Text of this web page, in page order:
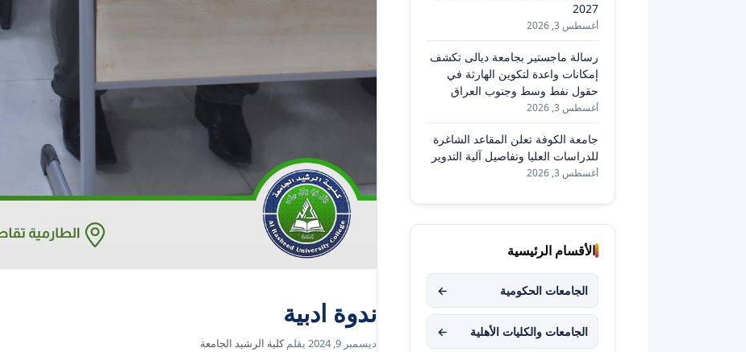
ندوة ادبية
ديسمبر 9, 2024 بقلمكلية الرشيد الجامعة
2027
أغسطس 3, 2026
رسالة ماجستير بجامعة ديالى تكشف
إمكانات واعدة لتكوين الهارثة في
حقول نفط وسط وجنوب العراق
أغسطس 3, 2026
جامعة الكوفة تعلن المقاعد الشاغرة
للدراسات العليا وتفاصيل آلية التدوير
أغسطس 3, 2026
الأقسام الرئيسية
الجامعات الحكومية ←
الجامعات والكليات الأهلية ←